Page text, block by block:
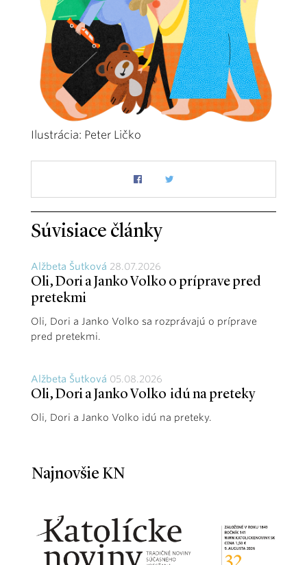
Ilustrácia: Peter Ličko
Súvisiace články
Alžbeta Šutková 28.07.2026
Oli, Dori a Janko Volko o príprave pred
pretekmi
Oli, Dori a Janko Volko sa rozprávajú o príprave
pred pretekmi.
Alžbeta Šutková 05.08.2026
Oli, Dori a Janko Volko idú na preteky
Oli, Dori a Janko Volko idú na preteky.
Najnovšie KN